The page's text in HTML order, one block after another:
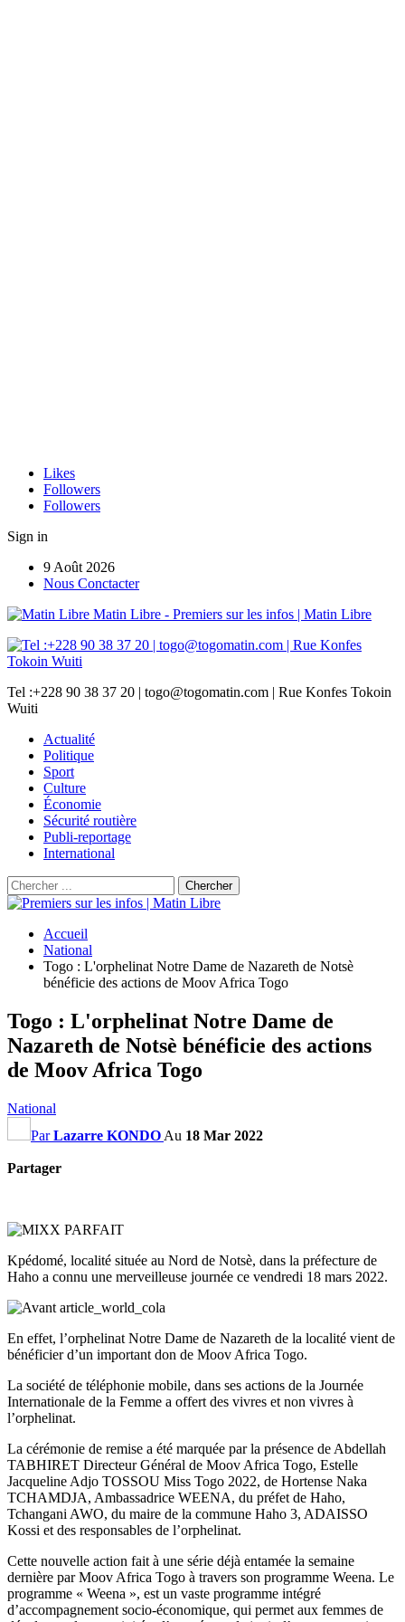
Likes
Followers
Followers
Sign in
9 Août 2026
Nous Conctacter
Matin Libre - Premiers sur les infos | Matin Libre
Tel :+228 90 38 37 20 | togo@togomatin.com | Rue Konfes Tokoin
Wuiti
Actualité
Politique
Sport
Culture
Économie
Sécurité routière
Publi-reportage
International
Accueil
National
Togo : L'orphelinat Notre Dame de Nazareth de Notsè
bénéficie des actions de Moov Africa Togo
Togo : L'orphelinat Notre Dame de
Nazareth de Notsè bénéficie des actions
de Moov Africa Togo
National
ParLazarre KONDO Au 18 Mar 2022
Partager
Kpédomé, localité située au Nord de Notsè, dans la préfecture de
Haho a connu une merveilleuse journée ce vendredi 18 mars 2022.
En effet, l’orphelinat Notre Dame de Nazareth de la localité vient de
bénéficier d’un important don de Moov Africa Togo.
La société de téléphonie mobile, dans ses actions de la Journée
Internationale de la Femme a offert des vivres et non vivres à
l’orphelinat.
La cérémonie de remise a été marquée par la présence de Abdellah
TABHIRET Directeur Général de Moov Africa Togo, Estelle
Jacqueline Adjo TOSSOU Miss Togo 2022, de Hortense Naka
TCHAMDJA, Ambassadrice WEENA, du préfet de Haho,
Tchangani AWO, du maire de la commune Haho 3, ADAISSO
Kossi et des responsables de l’orphelinat.
Cette nouvelle action fait à une série déjà entamée la semaine
dernière par Moov Africa Togo à travers son programme Weena. Le
programme « Weena », est un vaste programme intégré
d’accompagnement socio-économique, qui permet aux femmes de